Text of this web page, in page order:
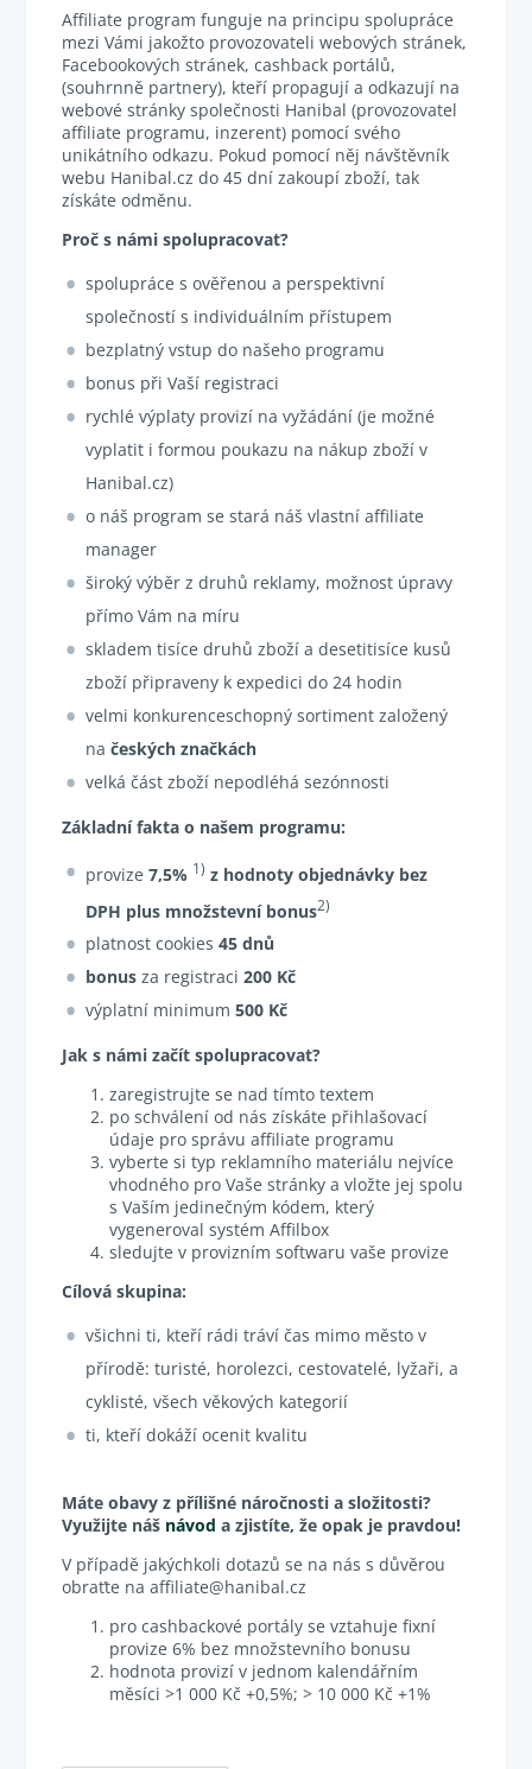
Affiliate program funguje na principu spolupráce
mezi Vámi jakožto provozovateli webových stránek,
Facebookových stránek, cashback portálů,
(souhrnně partnery), kteří propagují a odkazují na
webové stránky společnosti Hanibal (provozovatel
affiliate programu, inzerent) pomocí svého
unikátního odkazu. Pokud pomocí něj návštěvník
webu Hanibal.cz do 45 dní zakoupí zboží, tak
získáte odměnu.
Proč s námi spolupracovat?
spolupráce s ověřenou a perspektivní
společností s individuálním přístupem
bezplatný vstup do našeho programu
bonus při Vaší registraci
rychlé výplaty provizí na vyžádání (je možné
vyplatit i formou poukazu na nákup zboží v
Hanibal.cz)
o náš program se stará náš vlastní affiliate
manager
široký výběr z druhů reklamy, možnost úpravy
přímo Vám na míru
skladem tisíce druhů zboží a desetitisíce kusů
zboží připraveny k expedici do 24 hodin
velmi konkurenceschopný sortiment založený
načeských značkách
velká část zboží nepodléhá sezónnosti
Základní fakta o našem programu:
provize7,5% 1) z hodnoty objednávky bez
DPH plus množstevní bonus2)
platnost cookies45 dnů
bonus za registraci 200 Kč
výplatní minimum500 Kč
Jak s námi začít spolupracovat?
zaregistrujte se nad tímto textem
po schválení od nás získáte přihlašovací
údaje pro správu affiliate programu
vyberte si typ reklamního materiálu nejvíce
vhodného pro Vaše stránky a vložte jej spolu
s Vaším jedinečným kódem, který
vygeneroval systém Affilbox
sledujte v provizním softwaru vaše provize
Cílová skupina:
všichni ti, kteří rádi tráví čas mimo město v
přírodě: turisté, horolezci, cestovatelé, lyžaři, a
cyklisté, všech věkových kategorií
ti, kteří dokáží ocenit kvalitu
Máte obavy z přílišné náročnosti a složitosti?
Využijte náš návod a zjistíte, že opak je pravdou!
V případě jakýchkoli dotazů se na nás s důvěrou
obraťte na affiliate@hanibal.cz
pro cashbackové portály se vztahuje fixní
provize 6% bez množstevního bonusu
hodnota provizí v jednom kalendářním
měsíci >1 000 Kč +0,5%; > 10 000 Kč +1%